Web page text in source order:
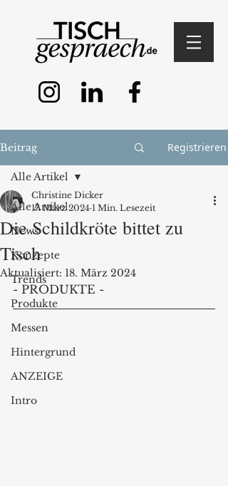
Beitrag Registrieren
Alle Artikel
News
Konzepte
Trends
Produkte
Messen
Hintergrund
ANZEIGE
Intro
Alle Artikel
Die Schildkröte bittet zu
Tisch
Christine Dicker
17. März 2024 1 Min. Lesezeit
Aktualisiert: 18. März 2024
- PRODUKTE -